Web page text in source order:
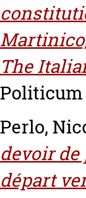
The
Politicum
Perlo,
devoir
départ